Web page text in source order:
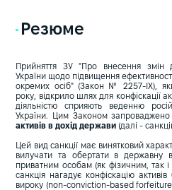
Резюме
Прийняття ЗУ "Про внесення змін
України щодо підвищення
окремих осіб" (Закон № 2257-IX),
року, відкрило шлях для конфіскації
діяльністю сприяють веденню
України. Цим Законом запроваджено
активів в дохід держави (далі -
Цей вид санкції має винятковий
вилучати та обертати в державну
приватним особам (як фізичним, так
санкція нагадує конфіскацію
вироку (non-conviction-based